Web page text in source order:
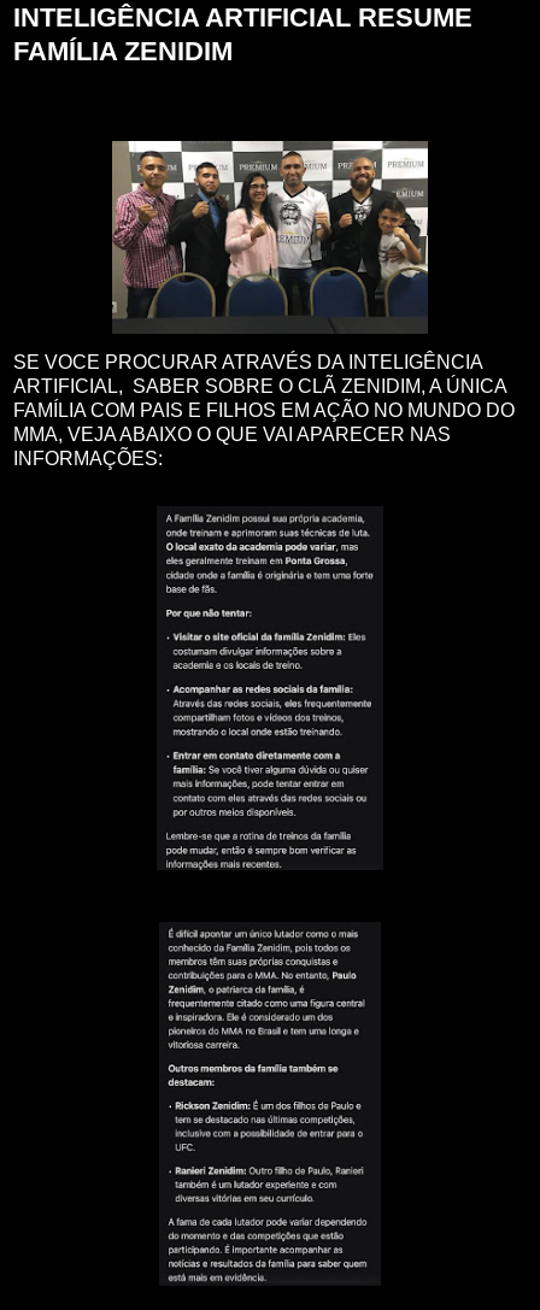
INTELIGÊNCIA ARTIFICIAL RESUME
FAMÍLIA ZENIDIM
SE VOCE PROCURAR ATRAVÉS DA INTELIGÊNCIA
ARTIFICIAL, SABER SOBRE O CLÃ ZENIDIM, A ÚNICA
FAMÍLIA COM PAIS E FILHOS EM AÇÃO NO MUNDO DO
MMA, VEJA ABAIXO O QUE VAI APARECER NAS
INFORMAÇÕES: